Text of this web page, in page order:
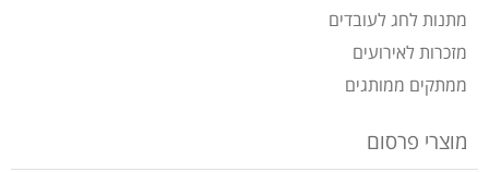
מתנות לחג לעובדים
מזכרות לאירועים
ממתקים ממותגים
מוצרי פרסום